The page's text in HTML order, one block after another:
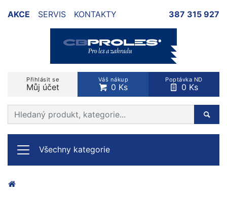
AKCE SERVIS KONTAKTY 387 315 927
Přihlásit se
Můj účet
Váš nákup
0 Ks
Poptávka ND
0 Ks
Prohledat web
Všechny kategorie